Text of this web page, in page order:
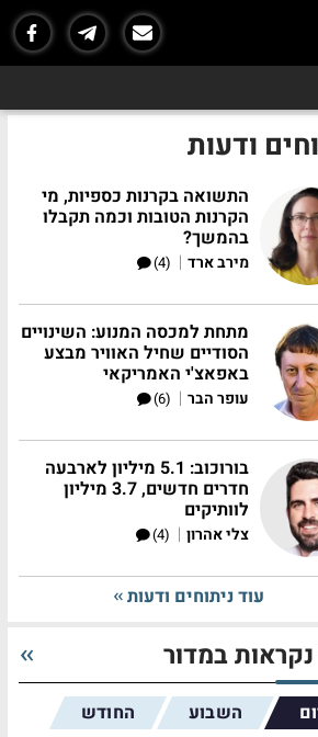
ודעות
התשואה בקרנות כספיות, מי
הקרנות הטובות וכמה תקבלו
בהמשך?
מירב ארד |
(4)
מתחת למכסה המנוע: השינויים
הסודיים שחיל האוויר מבצע
באפאצ'י האמריקאי
עופר הבר |
(6)
בורוכוב: 5.1 מיליון לארבעה
חדרים חדשים, 3.7 מיליון
לוותיקים
צלי אהרון |
(4)
עוד ניתוחים ודעות
במדור
השבוע החודש